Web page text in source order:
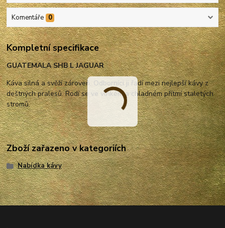
Komentáře 0
Kompletní specifikace
GUATEMALA SHB L JAGUAR
Káva silná a svěží zároveň. Odborníci ji řadí mezi nejlepší kávy z
deštných pralesů. Rodí se ve vlhkém a chladném přítmí staletých
stromů.
Zboží zařazeno v kategoriích
Nabídka kávy